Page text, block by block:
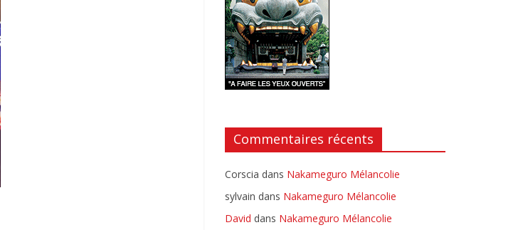
Commentaires récents
Corscia dans Nakameguro Mélancolie
sylvain dans Nakameguro Mélancolie
David dans Nakameguro Mélancolie